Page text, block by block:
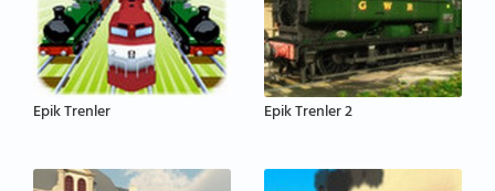
Epik Trenler Epik Trenler 2